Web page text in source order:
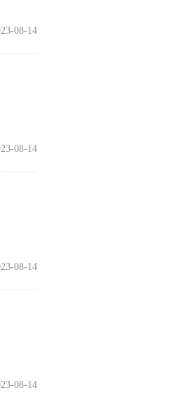
08-14
08-14
08-14
08-14